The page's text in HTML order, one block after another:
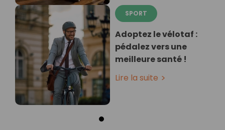
SPORT
Adoptez le vélotaf :
pédalez vers une
meilleure santé !
Lire la suite